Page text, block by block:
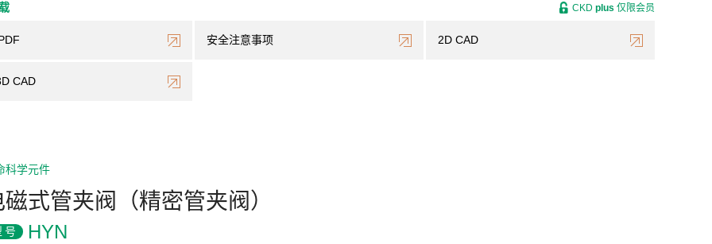
安全注意事项 2D CAD
CAD
CKD plus 仅限会员
科学元件
式管夹阀（精密管夹阀）
号 HYN